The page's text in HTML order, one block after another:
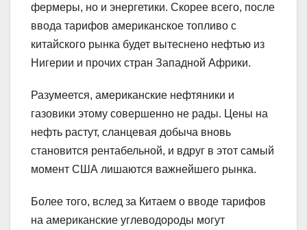
фермеры, но и энергетики. Скорее всего, после
ввода тарифов американское топливо с
китайского рынка будет вытеснено нефтью из
Нигерии и прочих стран Западной Африки.
Разумеется, американские нефтяники и
газовики этому совершенно не рады. Цены на
нефть растут, сланцевая добыча вновь
становится рентабельной, и вдруг в этот самый
момент США лишаются важнейшего рынка.
Более того, вслед за Китаем о вводе тарифов
на американские углеводороды могут